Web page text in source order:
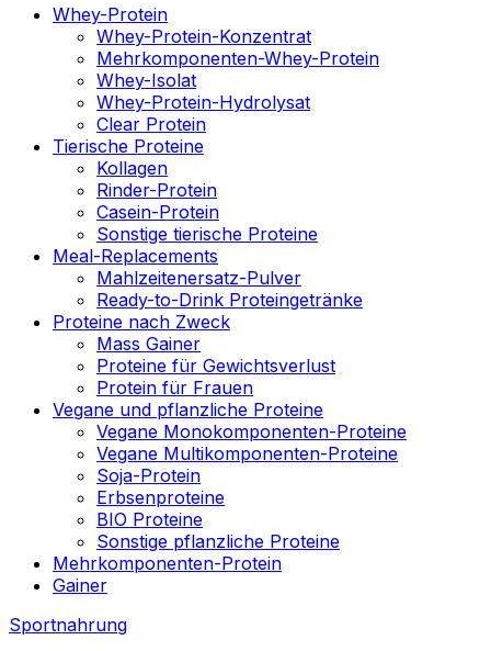
Whey-Protein
Whey-Protein-Konzentrat
Mehrkomponenten-Whey-Protein
Whey-Isolat
Whey-Protein-Hydrolysat
Clear Protein
Tierische Proteine
Kollagen
Rinder-Protein
Casein-Protein
Sonstige tierische Proteine
Meal-Replacements
Mahlzeitenersatz-Pulver
Ready-to-Drink Proteingetränke
Proteine nach Zweck
Mass Gainer
Proteine für Gewichtsverlust
Protein für Frauen
Vegane und pflanzliche Proteine
Vegane Monokomponenten-Proteine
Vegane Multikomponenten-Proteine
Soja-Protein
Erbsenproteine
BIO Proteine
Sonstige pflanzliche Proteine
Mehrkomponenten-Protein
Gainer
Sportnahrung